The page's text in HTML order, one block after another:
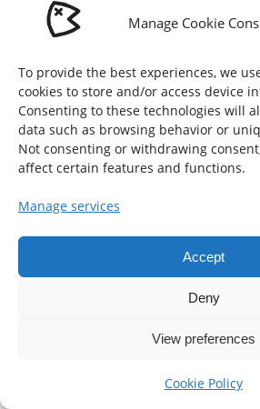
Manage Cookie
To provide the best experiences, we
cookies to store and/or access device
Consenting to these technologies will
data such as browsing behavior or
Not consenting or withdrawing
affect certain features and functions.
Manage services
Accept
Deny
View preferences
Cookie Policy
Enschede, The
Cookie Policy